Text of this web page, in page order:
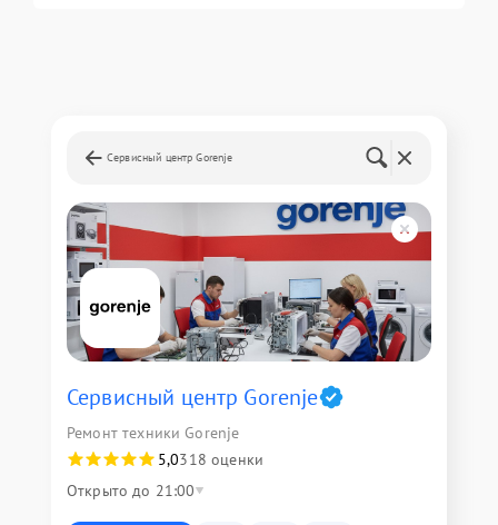
Сервисный центр Gorenje
Сервисный центр Gorenje
Ремонт техники Gorenje
5,0318 оценки
Открыто до 21:00